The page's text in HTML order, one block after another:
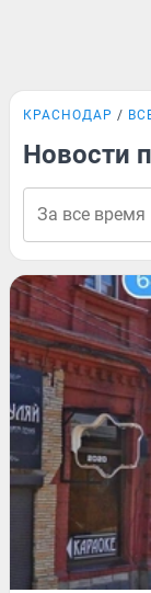
КРАСНОДАР
Новости